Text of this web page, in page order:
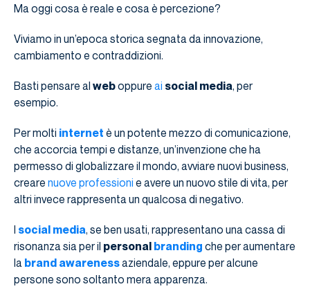
Ma oggi cosa è reale e cosa è percezione?
Viviamo in un’epoca storica segnata da innovazione,
cambiamento e contraddizioni.
Basti pensare al weboppure ai social media, per
esempio.
Per molti internet è un potente mezzo di comunicazione,
che accorcia tempi e distanze, un’invenzione che ha
permesso di globalizzare il mondo, avviare nuovi business,
creare nuove professioni e avere un nuovo stile di vita, per
altri invece rappresenta un qualcosa di negativo.
I social media, se ben usati, rappresentano una cassa di
risonanza sia per il personal branding che per aumentare
la brand awarenessaziendale, eppure per alcune
persone sono soltanto mera apparenza.